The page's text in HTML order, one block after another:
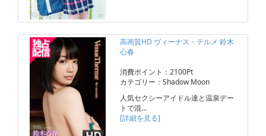
高画質HD ヴィーナス・テルメ 鈴木
心春
消費ポイント：2100Pt
カテゴリー：Shadow Moon
人気セクシーアイドル達と温泉デー
トで混…
[詳細を見る]